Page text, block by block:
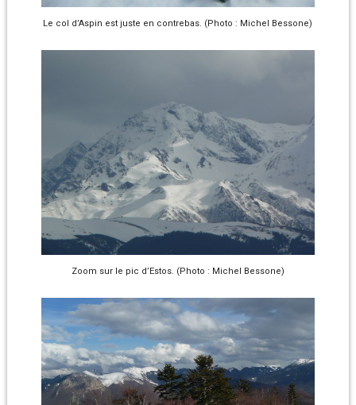
Le col d’Aspin est juste en contrebas. (Photo : Michel Bessone)
Zoom sur le pic d’Estos. (Photo : Michel Bessone)